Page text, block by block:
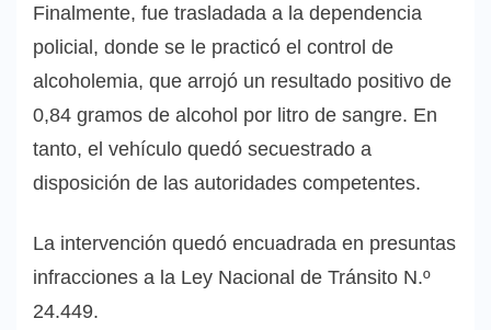
Finalmente, fue trasladada a la dependencia
policial, donde se le practicó el control de
alcoholemia, que arrojó un resultado positivo de
0,84 gramos de alcohol por litro de sangre. En
tanto, el vehículo quedó secuestrado a
disposición de las autoridades competentes.
La intervención quedó encuadrada en presuntas
infracciones a la Ley Nacional de Tránsito N.º
24.449.